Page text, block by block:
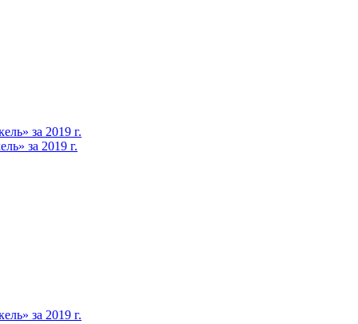
за 2019 г.
за 2019 г.
за 2019 г.